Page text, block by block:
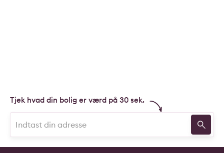
Tjek hvad din bolig er værd på 30 sek.